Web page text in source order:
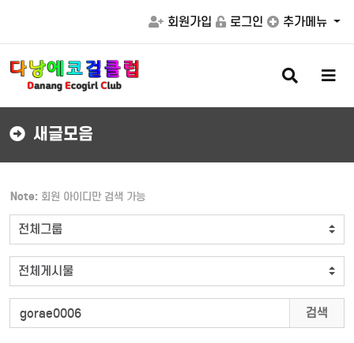
회원가입 로그인 추가메뉴
검
색
버
메
버
새글모음
Note: 회원 아이디만 검색 가능
검색